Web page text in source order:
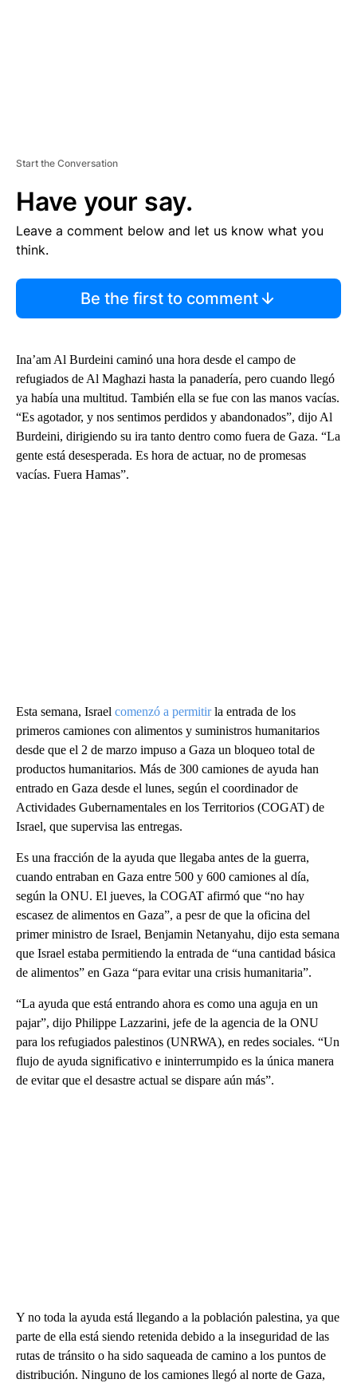
Start the Conversation
Have your say.
Leave a comment below and let us know what you
think.
Be the first to comment
Ina’am Al Burdeini caminó una hora desde el campo de
refugiados de Al Maghazi hasta la panadería, pero cuando llegó
ya había una multitud. También ella se fue con las manos vacías.
“Es agotador, y nos sentimos perdidos y abandonados”, dijo Al
Burdeini, dirigiendo su ira tanto dentro como fuera de Gaza. “La
gente está desesperada. Es hora de actuar, no de promesas
vacías. Fuera Hamas”.
Esta semana, Israel comenzó a permitirla entrada de los
primeros camiones con alimentos y suministros humanitarios
desde que el 2 de marzo impuso a Gaza un bloqueo total de
productos humanitarios. Más de 300 camiones de ayuda han
entrado en Gaza desde el lunes, según el coordinador de
Actividades Gubernamentales en los Territorios (COGAT) de
Israel, que supervisa las entregas.
Es una fracción de la ayuda que llegaba antes de la guerra,
cuando entraban en Gaza entre 500 y 600 camiones al día,
según la ONU. El jueves, la COGAT afirmó que “no hay
escasez de alimentos en Gaza”, a pesr de que la oficina del
primer ministro de Israel, Benjamin Netanyahu, dijo esta semana
que Israel estaba permitiendo la entrada de “una cantidad básica
de alimentos” en Gaza “para evitar una crisis humanitaria”.
“La ayuda que está entrando ahora es como una aguja en un
pajar”, dijo Philippe Lazzarini, jefe de la agencia de la ONU
para los refugiados palestinos (UNRWA), en redes sociales. “Un
flujo de ayuda significativo e ininterrumpido es la única manera
de evitar que el desastre actual se dispare aún más”.
Y no toda la ayuda está llegando a la población palestina, ya que
parte de ella está siendo retenida debido a la inseguridad de las
rutas de tránsito o ha sido saqueada de camino a los puntos de
distribución. Ninguno de los camiones llegó al norte de Gaza,